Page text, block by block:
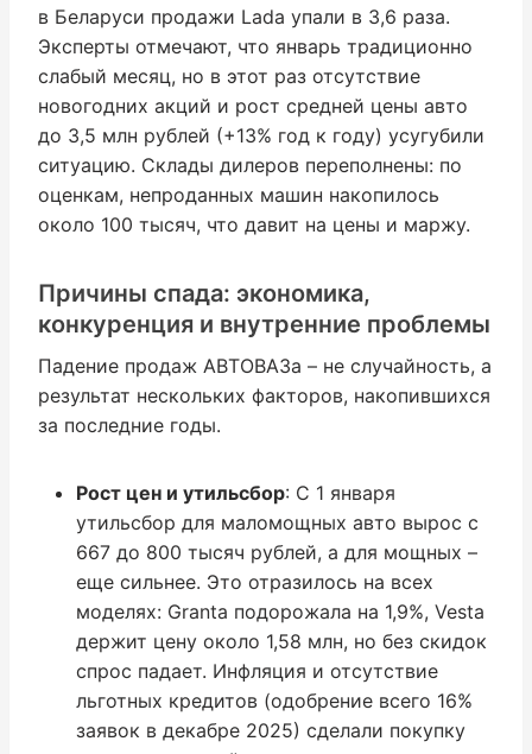
в Беларуси продажи Lada упали в 3,6 раза.
Эксперты отмечают, что январь традиционно
слабый месяц, но в этот раз отсутствие
новогодних акций и рост средней цены авто
до 3,5 млн рублей (+13% год к году) усугубили
ситуацию. Склады дилеров переполнены: по
оценкам, непроданных машин накопилось
около 100 тысяч, что давит на цены и маржу.
Причины спада: экономика,
конкуренция и внутренние проблемы
Падение продаж АВТОВАЗа – не случайность, а
результат нескольких факторов, накопившихся
за последние годы.
Рост цен и утильсбор: С 1 января
утильсбор для маломощных авто вырос с
667 до 800 тысяч рублей, а для мощных –
еще сильнее. Это отразилось на всех
моделях: Granta подорожала на 1,9%, Vesta
держит цену около 1,58 млн, но без скидок
спрос падает. Инфляция и отсутствие
льготных кредитов (одобрение всего 16%
заявок в декабре 2025) сделали покупку